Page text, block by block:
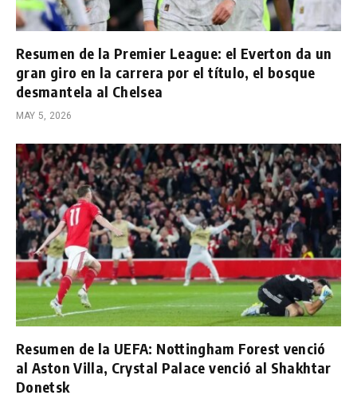
Resumen de la Premier League: el Everton da un
gran giro en la carrera por el título, el bosque
desmantela al Chelsea
MAY 5, 2026
Resumen de la UEFA: Nottingham Forest venció
al Aston Villa, Crystal Palace venció al Shakhtar
Donetsk